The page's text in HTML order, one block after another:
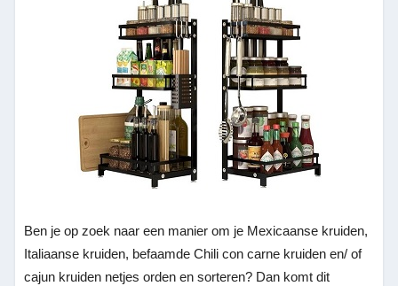
Ben je op zoek naar een manier om je Mexicaanse kruiden,
Italiaanse kruiden, befaamde Chili con carne kruiden en/ of
cajun kruiden netjes orden en sorteren? Dan komt dit